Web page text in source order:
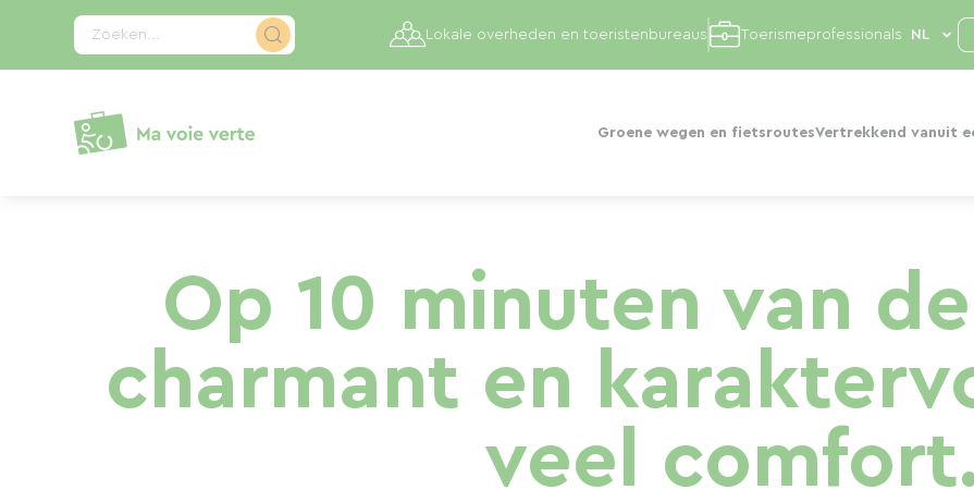
Zoeken...
Groene wegen en fietsroutesVertrekkend vanuit
Lokale overheden en toeristenbureaus Toerismeprofessionals
Op 10 minuten van
charmant en
veel
Cookies beheer paneel